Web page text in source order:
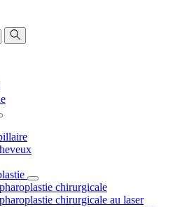
chirurgicale
chirurgicale au laser